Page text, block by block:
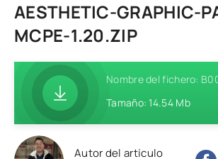
AESTHETIC-GRAPHIC-
MCPE-1.20.ZIP
Tamaño: 14.54 Mb
Autor del artículo